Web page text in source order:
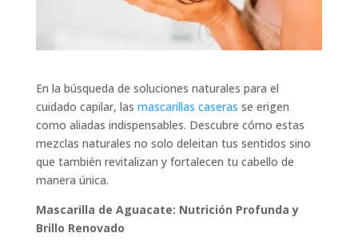
En la búsqueda de soluciones naturales para el
cuidado capilar, las mascarillas caseras se erigen
como aliadas indispensables. Descubre cómo estas
mezclas naturales no solo deleitan tus sentidos sino
que también revitalizan y fortalecen tu cabello de
manera única.
Mascarilla de Aguacate: Nutrición Profunda y
Brillo Renovado